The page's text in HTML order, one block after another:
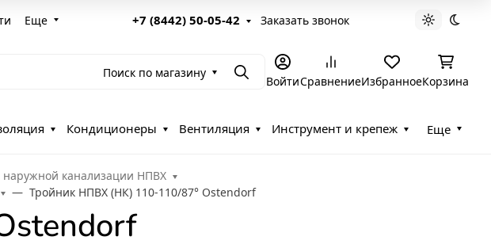
Еще +7 (8442) 50-05-42 Заказать звонок Светлая
Поиск по магазину ПоискВойтиСравнениеИзбранноеКорзина
Кондиционеры Вентиляция Инструмент и крепеж Еще
наружной канализации НПВХ
Тройник НПВХ (НК) 110-110/87° Ostendorf